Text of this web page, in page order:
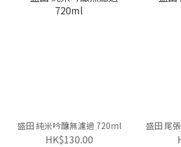
盛田 純米吟釀無濾過 720ml
HK$130.00
盛田 尾